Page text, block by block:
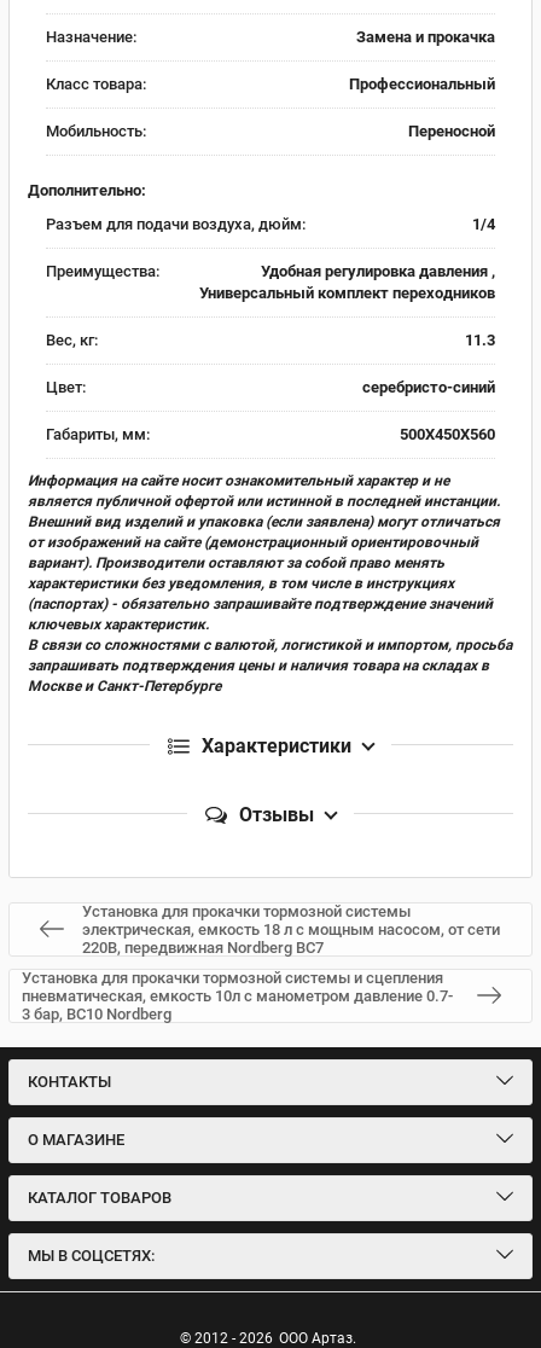
Назначение: Замена и прокачка
Класс товара: Профессиональный
Мобильность: Переносной
Дополнительно:
Разъем для подачи воздуха, дюйм:
1/4
Преимущества:
Удобная регулировка давления ,
Универсальный комплект переходников
Вес, кг: 11.3
Цвет: серебристо-синий
Габариты, мм: 500X450X560
Информация на сайте носит ознакомительный характер и не
является публичной офертой или истинной в последней инстанции.
Внешний вид изделий и упаковка (если заявлена) могут отличаться
от изображений на сайте (демонстрационный ориентировочный
вариант). Производители оставляют за собой право менять
характеристики без уведомления, в том числе в инструкциях
(паспортах) - обязательно запрашивайте подтверждение значений
ключевых характеристик.
В связи со сложностями с валютой, логистикой и импортом, просьба
запрашивать подтверждения цены и наличия товара на складах в
Москве и Санкт-Петербурге
Характеристики
Отзывы
Установка для прокачки тормозной системы
электрическая, емкость 18 л с мощным насосом, от сети
220В, передвижная Nordberg BC7
Установка для прокачки тормозной системы и сцепления
пневматическая, емкость 10л с манометром давление 0.7-
3 бар, BC10 Nordberg
КОНТАКТЫ
О МАГАЗИНЕ
КАТАЛОГ ТОВАРОВ
МЫ В СОЦСЕТЯХ:
© 2012 - 2026 ООО Артаз.